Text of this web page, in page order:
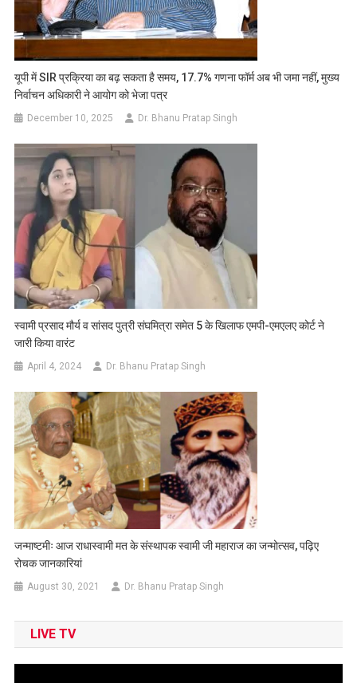
यूपी में SIR प्रक्रिया का बढ़ सकता है समय, 17.7% गणना फॉर्म अब भी जमा नहीं, मुख्य
निर्वाचन अधिकारी ने आयोग को भेजा पत्र
December 10, 2025 Dr. Bhanu Pratap Singh
स्वामी प्रसाद मौर्य व सांसद पुत्री संघमित्रा समेत 5 के खिलाफ एमपी-एमएलए कोर्ट ने
जारी किया वारंट
April 4, 2024 Dr. Bhanu Pratap Singh
जन्माष्टमीः आज राधास्वामी मत के संस्थापक स्वामी जी महाराज का जन्मोत्सव, पढ़िए
रोचक जानकारियां
August 30, 2021 Dr. Bhanu Pratap Singh
LIVE TV